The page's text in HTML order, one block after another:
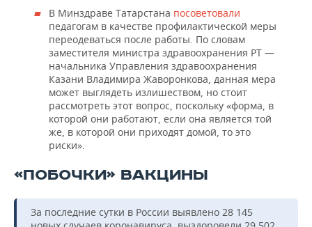
В Минздраве Татарстана посоветовали
педагогам в качестве профилактической меры
переодеваться после работы. По словам
заместителя министра здравоохранения РТ —
начальника Управления здравоохранения
Казани Владимира Жаворонкова, данная мера
может выглядеть излишеством, но стоит
рассмотреть этот вопрос, поскольку «форма, в
которой они работают, если она является той
же, в которой они приходят домой, то это
риски».
«ПОБОЧКИ» ВАКЦИНЫ
За последние сутки в России выявлено 28 145